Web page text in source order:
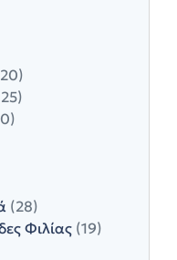
(28)
Φιλίας (19)